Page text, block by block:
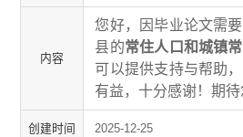
内容
您好，因毕业论文需
县的常住人口和城镇
可以提供支持与帮助
有益，十分感谢！期待
创建时间 2025-12-25